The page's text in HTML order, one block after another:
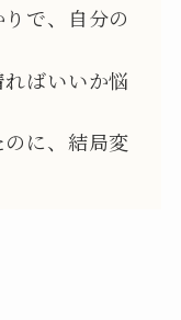
で、自分の
ばいいか悩
に、結局変